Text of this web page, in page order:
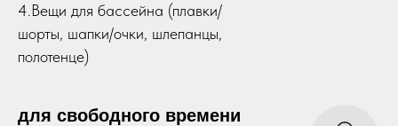
4.Вещи для бассейна (плавки/
шорты, шапки/очки, шлепанцы,
полотенце)
для свободного времени